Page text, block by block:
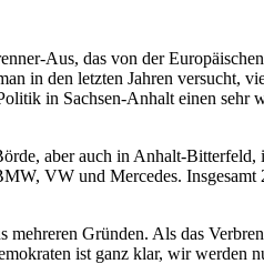
Aus, das von der
in den letzten Jahren
in Sachsen-Anhalt einen sehr
aber auch in Anhalt-
VW und Mercedes.
Gründen. Als das
ist ganz klar, wir werden